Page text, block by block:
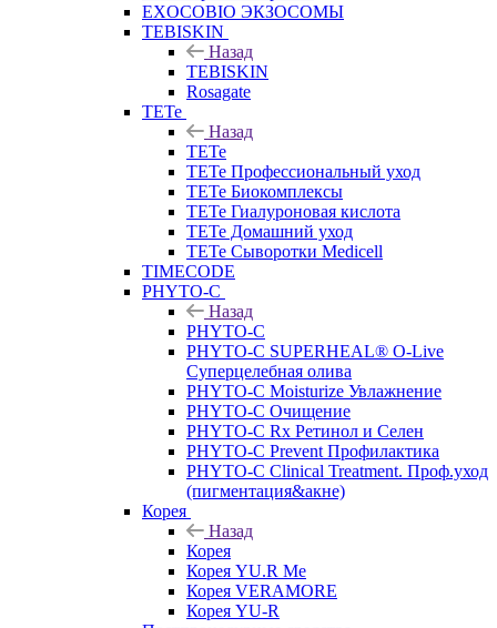
EXOCOBIO ЭКЗОСОМЫ
TEBISKIN
Назад
TEBISKIN
Rosagate
TETe
Назад
TETe
TETe Профессиональный уход
TETe Биокомплексы
TETe Гиалуроновая кислота
TETe Домашний уход
TETe Сыворотки Medicell
TIMECODE
PHYTO-C
Назад
PHYTO-C
PHYTO-C SUPERHEAL® O-Live
Суперцелебная олива
PHYTO-C Moisturize Увлажнение
PHYTO-C Очищение
PHYTO-C Rx Ретинол и Селен
PHYTO-C Prevent Профилактика
PHYTO-C Clinical Treatment. Проф.уход
(пигментация&акне)
Корея
Назад
Корея
Корея YU.R Me
Корея VERAMORE
Корея YU-R